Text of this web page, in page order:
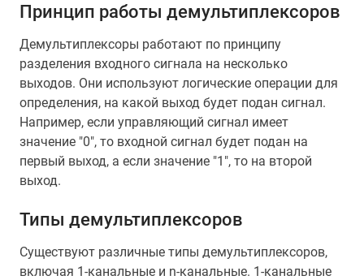
Принцип работы демультиплексоров
Демультиплексоры работают по принципу
разделения входного сигнала на несколько
выходов. Они используют логические операции для
определения, на какой выход будет подан сигнал.
Например, если управляющий сигнал имеет
значение "0", то входной сигнал будет подан на
первый выход, а если значение "1", то на второй
выход.
Типы демультиплексоров
Существуют различные типы демультиплексоров,
включая 1-канальные и n-канальные. 1-канальные